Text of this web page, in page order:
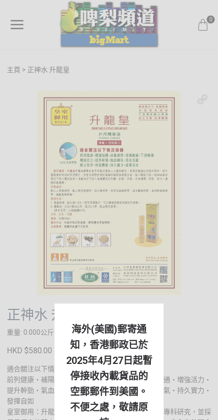
0
主頁 正神水 升龍皇
正神水 升龍皇
重量: 0.000公斤
HKD $580.00
適合關注以下情況保健：
前列健康・補陽強精・改善疲勞・活通散結・下排暢通・増強活力・
提升幹勁・氣血暢旺・消炎抗菌，精力充沛・回復覇氣・持久實力・
發揮自如
皇室御用：升龍皇是專為尊貴的皇室成員及貴族人士專科研究，並採
海外(美國)郵寄通
知，香港郵政已於
2025年4月27日起暫
停接收內載貨品的
空郵郵件到美國。
不便之處，敬請原